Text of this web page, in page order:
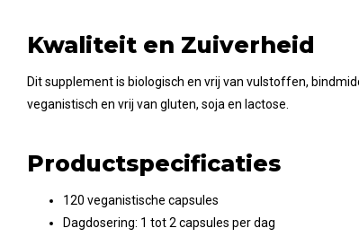
Kwaliteit en Zuiverheid
Dit supplement is biologisch en vrij van vulstoffen,
veganistisch en vrij van gluten, soja en lactose.
Productspecificaties
120 veganistische capsules
Dagdosering: 1 tot 2 capsules per dag